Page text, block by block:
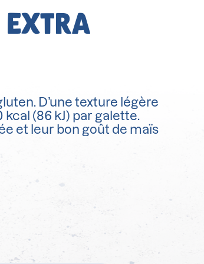
EXTRA
D’une texture légère
(86 kJ) par galette.
et leur bon goût de maïs